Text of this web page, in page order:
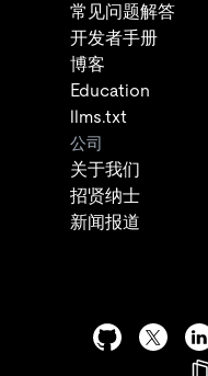
常见问题解答
开发者手册
博客
Education
llms.txt
公司
关于我们
招贤纳士
新闻报道